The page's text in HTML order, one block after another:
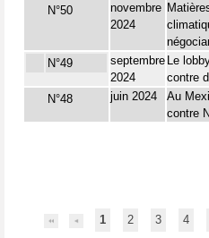
N°50
novembre
2024
N°49
septembre
2024
Le
contre
N°48 juin 2024
Au
contre
1 2 3 4